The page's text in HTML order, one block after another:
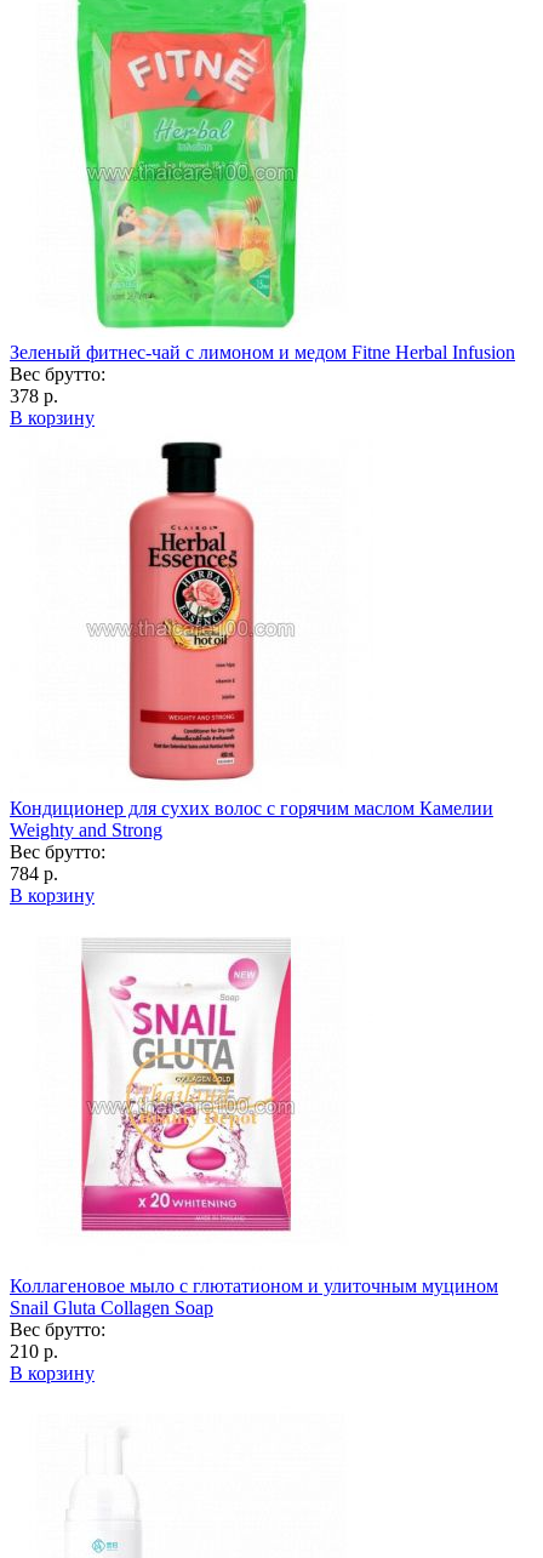
Зеленый фитнес-чай с лимоном и медом Fitne Herbal Infusion
Вес брутто:
378 р.
В корзину
Кондиционер для сухих волос с горячим маслом Камелии
Weighty and Strong
Вес брутто:
784 р.
В корзину
Коллагеновое мыло с глютатионом и улиточным муцином
Snail Gluta Collagen Soap
Вес брутто:
210 р.
В корзину